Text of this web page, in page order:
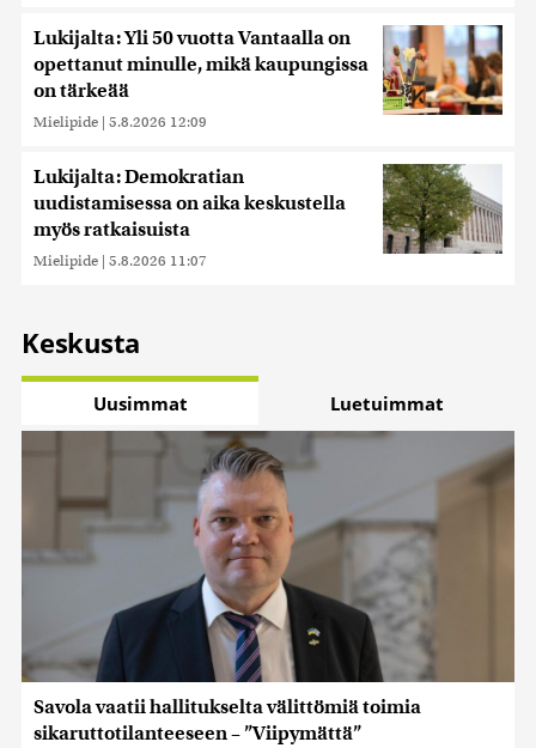
Lukijalta: Yli 50 vuotta Vantaalla on
opettanut minulle, mikä kaupungissa
on tärkeää
Mielipide | 5.8.2026 12:09
Lukijalta: Demokratian
uudistamisessa on aika keskustella
myös ratkaisuista
Mielipide | 5.8.2026 11:07
Keskusta
Uusimmat Luetuimmat
Savola vaatii hallitukselta välittömiä toimia
sikaruttotilanteeseen – ”Viipymättä”